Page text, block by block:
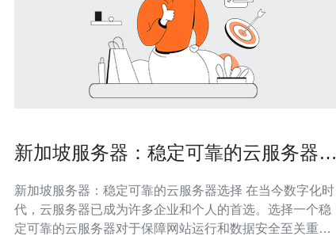
新加坡服务器：稳定可靠的云服务器选
新加坡服务器：稳定可靠的云服务器选择 在当今数字化时
代，云服务器已成为许多企业和个人的首选。选择一个稳
定可靠的云服务器对于保障网站运行和数据安全至关重